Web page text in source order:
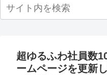
超ゆるふわ社員数
ームページを更新